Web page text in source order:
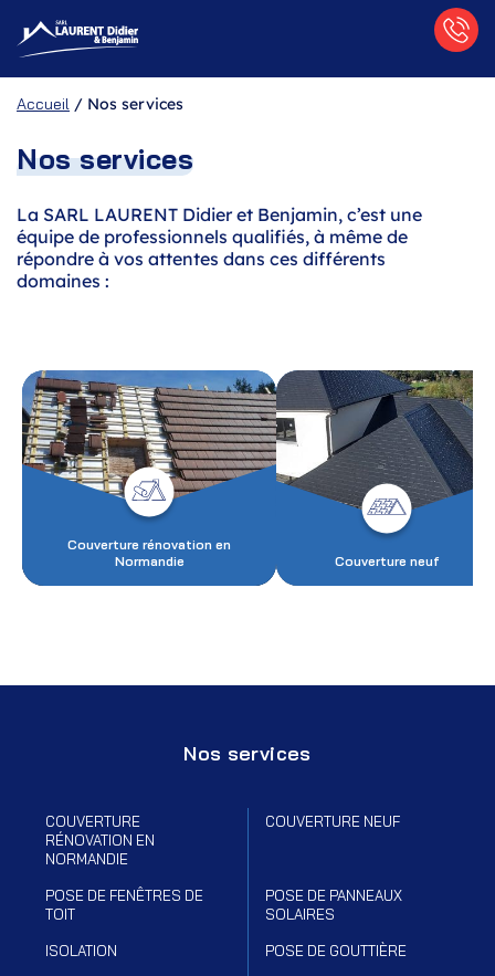
Accueil / Nos services
Nos services
La SARL LAURENT Didier et Benjamin, c’est une
équipe de professionnels qualifiés, à même de
répondre à vos attentes dans ces différents
domaines :
Couverture rénovation en
Normandie
Couverture neuf
Nos services
COUVERTURE
RÉNOVATION EN
NORMANDIE
COUVERTURE NEUF
POSE DE FENÊTRES DE
TOIT
POSE DE PANNEAUX
SOLAIRES
ISOLATION POSE DE GOUTTIÈRE